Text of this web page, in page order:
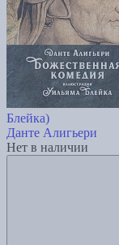
Блейка)
Данте Алигьери
Нет в наличии